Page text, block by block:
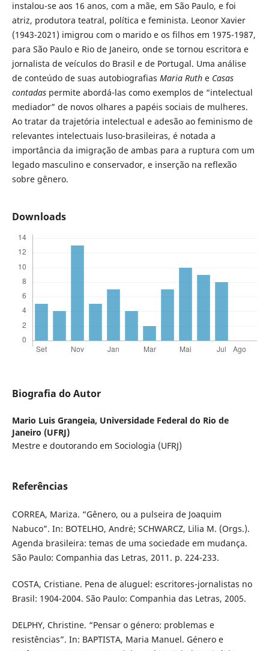
instalou-se aos 16 anos, com a mãe, em São Paulo, e foi
atriz, produtora teatral, política e feminista. Leonor Xavier
(1943-2021) imigrou com o marido e os filhos em 1975-1987,
para São Paulo e Rio de Janeiro, onde se tornou escritora e
jornalista de veículos do Brasil e de Portugal. Uma análise
de conteúdo de suas autobiografias Maria Ruthe Casas
contadaspermite abordá-las como exemplos de “intelectual
mediador” de novos olhares a papéis sociais de mulheres.
Ao tratar da trajetória intelectual e adesão ao feminismo de
relevantes intelectuais luso-brasileiras, é notada a
importância da imigração de ambas para a ruptura com um
legado masculino e conservador, e inserção na reflexão
sobre gênero.
Downloads
Biografia do Autor
Mario Luis Grangeia, Universidade Federal do Rio de
Janeiro (UFRJ)
Mestre e doutorando em Sociologia (UFRJ)
Referências
CORREA, Mariza. “Gênero, ou a pulseira de Joaquim
Nabuco”. In: BOTELHO, André; SCHWARCZ, Lilia M. (Orgs.).
Agenda brasileira: temas de uma sociedade em mudança.
São Paulo: Companhia das Letras, 2011. p. 224-233.
COSTA, Cristiane. Pena de aluguel: escritores-jornalistas no
Brasil: 1904-2004. São Paulo: Companhia das Letras, 2005.
DELPHY, Christine. “Pensar o género: problemas e
resistências”. In: BAPTISTA, Maria Manuel. Género e